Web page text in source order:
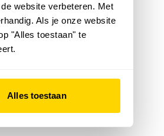
website verbeteren. Met
Als je onze website
"Alles toestaan" te
Alles toestaan